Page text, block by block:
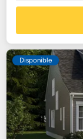
Disponible